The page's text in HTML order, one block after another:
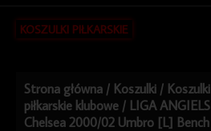
KOSZULKI PIŁKARSKIE
Strona główna / Koszulki /
piłkarskie klubowe / LIGA
Chelsea 2000/02 Umbro [L]